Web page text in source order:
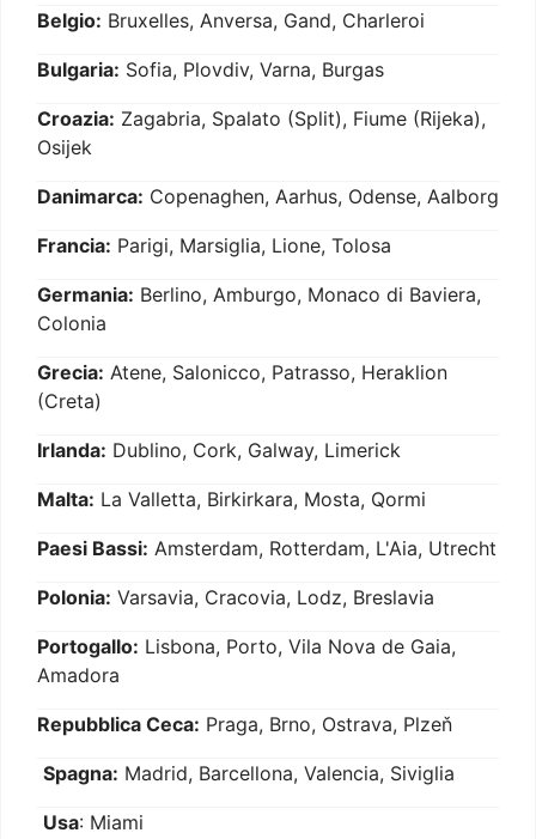
Belgio: Bruxelles, Anversa, Gand, Charleroi
Bulgaria: Sofia, Plovdiv, Varna, Burgas
Croazia: Zagabria, Spalato (Split), Fiume (Rijeka),
Osijek
Danimarca: Copenaghen, Aarhus, Odense, Aalborg
Francia: Parigi, Marsiglia, Lione, Tolosa
Germania: Berlino, Amburgo, Monaco di Baviera,
Colonia
Grecia: Atene, Salonicco, Patrasso, Heraklion
(Creta)
Irlanda: Dublino, Cork, Galway, Limerick
Malta: La Valletta, Birkirkara, Mosta, Qormi
Paesi Bassi: Amsterdam, Rotterdam, L'Aia, Utrecht
Polonia: Varsavia, Cracovia, Lodz, Breslavia
Portogallo: Lisbona, Porto, Vila Nova de Gaia,
Amadora
Repubblica Ceca: Praga, Brno, Ostrava, Plzeň
Spagna: Madrid, Barcellona, Valencia, Siviglia
Usa: Miami